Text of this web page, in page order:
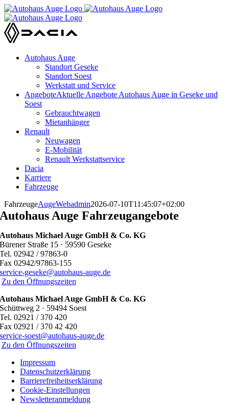
Zum
Inhalt
springen
Autohaus Auge
Standort Geseke
Standort Soest
Werkstatt und Service
AngeboteAktuelle Angebote Autohaus Auge in Geseke und
Soest
Gebrauchtwagen
Mietanhänger
Renault
Neuwagen
E-Mobilität
Renault Werkstattservice
Dacia
Karriere
Fahrzeuge
FahrzeugeAugeWebadmin2026-07-10T11:45:07+02:00
Autohaus Auge Fahrzeugangebote
Autohaus Michael Auge GmbH & Co. KG
Bürener Straße 15 · 59590 Geseke
Tel. 02942 / 97863-0
Fax 02942/97863-155
service-geseke@autohaus-auge.de
Zu den Öffnungszeiten
Autohaus Michael Auge GmbH & Co. KG
Schüttweg 2 · 59494 Soest
Tel. 02921 / 370 420
Fax 02921 / 370 42 420
service-soest@autohaus-auge.de
Zu den Öffnungszeiten
Impressum
Datenschutzerklärung
Barrierefreiheitserklärung
Cookie-Einstellungen
Newsletteranmeldung